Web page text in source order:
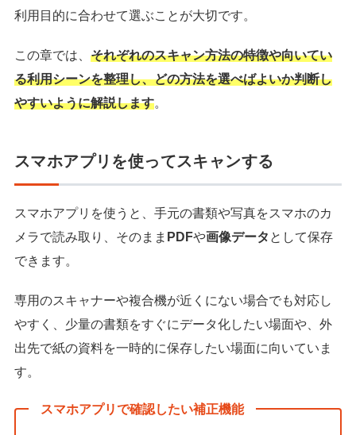
利用目的に合わせて選ぶことが大切です。
この章では、 それぞれのスキャン方法の特徴や向いてい
る利用シーンを整理し、どの方法を選べばよいか判断し
やすいように解説します。
スマホアプリを使ってスキャンする
スマホアプリを使うと、手元の書類や写真をスマホのカ
メラで読み取り、そのまま PDFや画像データ として保存
できます。
専用のスキャナーや複合機が近くにない場合でも対応し
やすく、少量の書類をすぐにデータ化したい場面や、外
出先で紙の資料を一時的に保存したい場面に向いていま
す。
スマホアプリで確認したい補正機能